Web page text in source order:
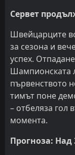
Сервет
Швейцарците
за сезона и
успех.
Шампионската
първенството
тимът поне
– отбеляза гол
момента.
Прогноза: Над